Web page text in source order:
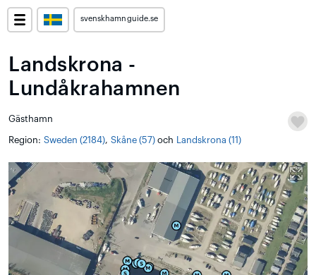
svenskhamnguide.se
Landskrona -
Lundåkrahamnen
Gästhamn
Region: Sweden (2184), Skåne (57) och Landskrona (11)